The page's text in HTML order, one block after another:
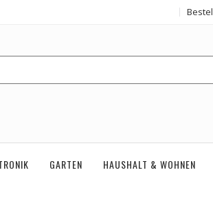
GARTEN HAUSHALT & WOHNEN